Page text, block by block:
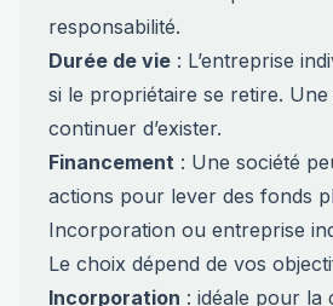
responsabilité.
Durée de vie : L’entreprise
si le propriétaire se retire.
continuer d’exister.
Financement : Une société
actions pour lever des fonds
Incorporation ou entreprise
Le choix dépend de vos
Incorporation : idéale pour la